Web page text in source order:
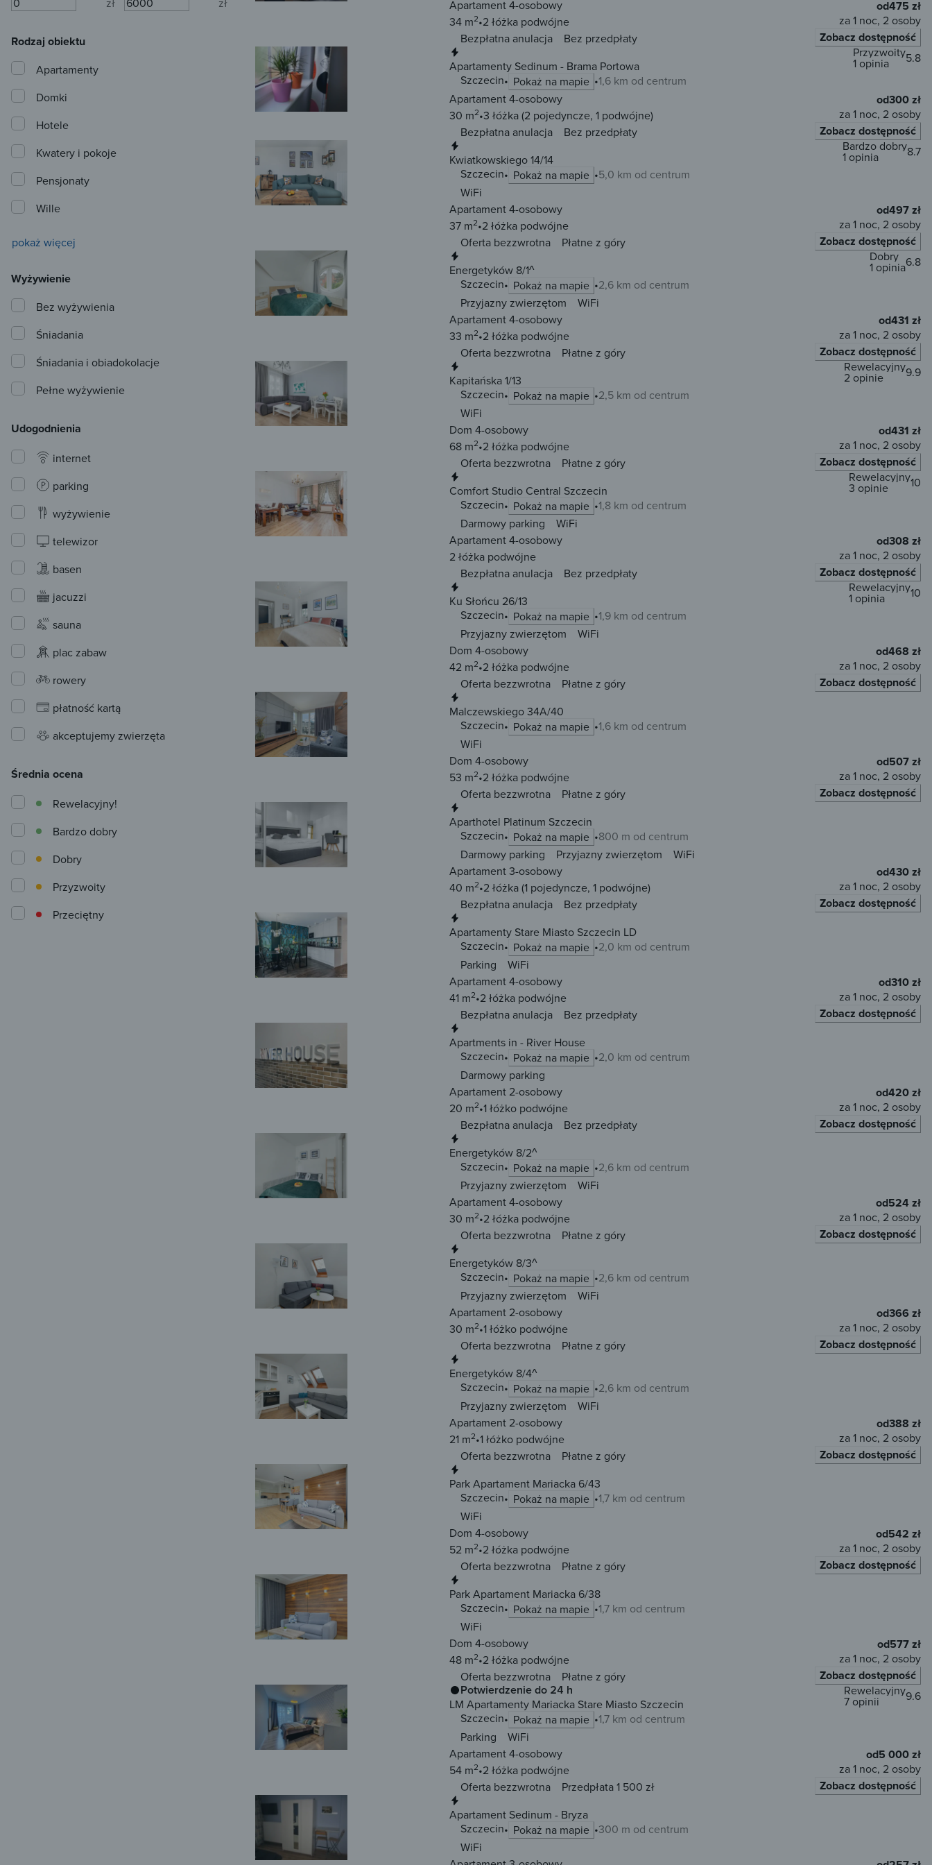
Apartament 4-osobowy
34 m2 2 łóżka podwójne
Bezpłatna anulacja
Bez przedpłaty
od475 zł
za 1 noc, 2 osoby
Zobacz dostępność
Apartamenty Sedinum - Brama Portowa
Szczecin
Pokaż na mapie 1,6 km od centrum
5.8
Przyzwoity
1 opinia
Apartament 4-osobowy
30 m2 3 łóżka(2 pojedyncze, 1 podwójne)
Bezpłatna anulacja
Bez przedpłaty
od300 zł
za 1 noc, 2 osoby
Zobacz dostępność
Kwiatkowskiego 14/14
Szczecin
Pokaż na mapie 5,0 km od centrum
8.7
Bardzo dobry
1 opinia
WiFi
Apartament 4-osobowy
37 m2 2 łóżka podwójne
Oferta bezzwrotna
Płatne z góry
od497 zł
za 1 noc, 2 osoby
Zobacz dostępność
Energetyków 8/1^
Szczecin
Pokaż na mapie 2,6 km od centrum
6.8
Dobry
1 opinia
Przyjazny zwierzętom
WiFi
Apartament 4-osobowy
33 m2 2 łóżka podwójne
Oferta bezzwrotna
Płatne z góry
od431 zł
za 1 noc, 2 osoby
Zobacz dostępność
Kapitańska 1/13
Szczecin
Pokaż na mapie 2,5 km od centrum
9.9
Rewelacyjny
2 opinie
WiFi
Dom 4-osobowy
68 m2 2 łóżka podwójne
Oferta bezzwrotna
Płatne z góry
od431 zł
za 1 noc, 2 osoby
Zobacz dostępność
Comfort Studio Central Szczecin
Szczecin
Pokaż na mapie 1,8 km od centrum
10
Rewelacyjny
3 opinie
Darmowy parking
WiFi
Apartament 4-osobowy
2 łóżka podwójne
Bezpłatna anulacja
Bez przedpłaty
od308 zł
za 1 noc, 2 osoby
Zobacz dostępność
Ku Słońcu 26/13
Szczecin
Pokaż na mapie 1,9 km od centrum
10
Rewelacyjny
1 opinia
Przyjazny zwierzętom
WiFi
Dom 4-osobowy
42 m2 2 łóżka podwójne
Oferta bezzwrotna
Płatne z góry
od468 zł
za 1 noc, 2 osoby
Zobacz dostępność
Malczewskiego 34A/40
Szczecin
Pokaż na mapie
1,6 km od centrum
WiFi
Dom 4-osobowy
53 m2 2 łóżka podwójne
Oferta bezzwrotna
Płatne z góry
od507 zł
za 1 noc, 2 osoby
Zobacz dostępność
Aparthotel Platinum Szczecin
Szczecin
Pokaż na mapie
800 m od centrum
Darmowy parking
Przyjazny zwierzętom
WiFi
Apartament 3-osobowy
40 m2 2 łóżka(1 pojedyncze, 1 podwójne)
Bezpłatna anulacja
Bez przedpłaty
od430 zł
za 1 noc, 2 osoby
Zobacz dostępność
Apartamenty Stare Miasto Szczecin LD
Szczecin
Pokaż na mapie
2,0 km od centrum
Parking
WiFi
Apartament 4-osobowy
41 m2 2 łóżka podwójne
Bezpłatna anulacja
Bez przedpłaty
od310 zł
za 1 noc, 2 osoby
Zobacz dostępność
Apartments in - River House
Szczecin
Pokaż na mapie
2,0 km od centrum
Darmowy parking
Apartament 2-osobowy
20 m2 1 łóżko podwójne
Bezpłatna anulacja
Bez przedpłaty
od420 zł
za 1 noc, 2 osoby
Zobacz dostępność
Energetyków 8/2^
Szczecin
Pokaż na mapie
2,6 km od centrum
Przyjazny zwierzętom
WiFi
Apartament 4-osobowy
30 m2 2 łóżka podwójne
Oferta bezzwrotna
Płatne z góry
od524 zł
za 1 noc, 2 osoby
Zobacz dostępność
Energetyków 8/3^
Szczecin
Pokaż na mapie
2,6 km od centrum
Przyjazny zwierzętom
WiFi
Apartament 2-osobowy
30 m2 1 łóżko podwójne
Oferta bezzwrotna
Płatne z góry
od366 zł
za 1 noc, 2 osoby
Zobacz dostępność
Energetyków 8/4^
Szczecin
Pokaż na mapie
2,6 km od centrum
Przyjazny zwierzętom
WiFi
Apartament 2-osobowy
21 m2 1 łóżko podwójne
Oferta bezzwrotna
Płatne z góry
od388 zł
za 1 noc, 2 osoby
Zobacz dostępność
Park Apartament Mariacka 6/43
Szczecin
Pokaż na mapie
1,7 km od centrum
WiFi
Dom 4-osobowy
52 m2 2 łóżka podwójne
Oferta bezzwrotna
Płatne z góry
od542 zł
za 1 noc, 2 osoby
Zobacz dostępność
Park Apartament Mariacka 6/38
Szczecin
Pokaż na mapie
1,7 km od centrum
WiFi
Dom 4-osobowy
48 m2 2 łóżka podwójne
Oferta bezzwrotna
Płatne z góry
od577 zł
za 1 noc, 2 osoby
Zobacz dostępność
Potwierdzenie do 24 h
LM Apartamenty Mariacka Stare Miasto Szczecin
Szczecin
Pokaż na mapie 1,7 km od centrum
9.6
Rewelacyjny
7 opinii
Parking
WiFi
Apartament 4-osobowy
54 m2 2 łóżka podwójne
Oferta bezzwrotna
Przedpłata 1 500 zł
od5 000 zł
za 1 noc, 2 osoby
Zobacz dostępność
Apartament Sedinum - Bryza
Szczecin
Pokaż na mapie
300 m od centrum
WiFi
Rodzaj obiektu
Apartamenty
Domki
Hotele
Kwatery i pokoje
Pensjonaty
Wille
pokaż więcej
Wyżywienie
Bez wyżywienia
Śniadania
Śniadania i obiadokolacje
Pełne wyżywienie
Udogodnienia
internet
parking
wyżywienie
telewizor
basen
jacuzzi
sauna
plac zabaw
rowery
płatność kartą
akceptujemy zwierzęta
Średnia ocena
Przeciętny
Przyzwoity
Dobry
Bardzo dobry
Rewelacyjny!